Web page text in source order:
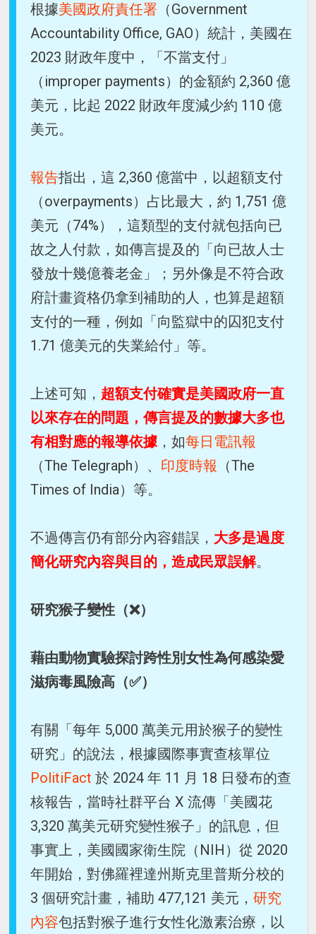
根據美國政府責任署 （Government
Accountability Office, GAO）統計，美國在
2023 財政年度中，「不當支付」
（improper payments）的金額約 2,360 億
美元，比起 2022 財政年度減少約 110 億
美元。
報告指出，這 2,360 億當中，以超額支付
（overpayments）占比最大，約 1,751 億
美元（74%），這類型的支付就包括向已
故之人付款，如傳言提及的「向已故人士
發放十幾億養老金」；另外像是不符合政
府計畫資格仍拿到補助的人，也算是超額
支付的一種，例如「向監獄中的囚犯支付
1.71 億美元的失業給付」等。
上述可知， 超額支付確實是美國政府一直
以來存在的問題，傳言提及的數據大多也
有相對應的報導依據 ，如每日電訊報
（The Telegraph）、 印度時報
（The
Times of India）等。
不過傳言仍有部分內容錯誤， 大多是過度
簡化研究內容與目的，造成民眾誤解。
研究猴子變性（❌）
藉由動物實驗探討跨性別女性為何感染愛
滋病毒風險高（✅）
有關「每年 5,000 萬美元用於猴子的變性
研究」的說法，根據國際事實查核單位
PolitiFact 於 2024 年 11 月 18 日發布的查
核報告，當時社群平台 X 流傳「美國花
3,320 萬美元研究變性猴子」的訊息，但
事實上，美國國家衛生院（NIH）從 2020
年開始，對佛羅裡達州斯克里普斯分校的
3 個研究計畫，補助 477,121 美元，研究
內容包括對猴子進行女性化激素治療，以